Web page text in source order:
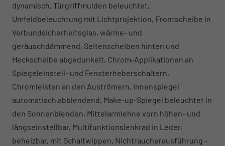
dynamisch, Türgriffmulden beleuchtet,
Umfeldbeleuchtung mit Lichtprojektion, Frontscheibe in
Verbundsicherheitsglas, wärme- und
geräuschdämmend, Seitenscheiben hinten und
Heckscheibe abgedunkelt, Chrom-Applikationen an
Spiegeleinstell- und Fensterheberschaltern,
Chromleisten an den Auströmern, Innenspiegel
automatisch abblendend, Make-up-Spiegel beleuchtet in
den Sonnenblenden, Mittelarmlehne vorn höhen- und
längseinstellbar, Multifunktionslenkrad in Leder,
beheizbar, mit Schaltwippen, Nichtraucherausführung -